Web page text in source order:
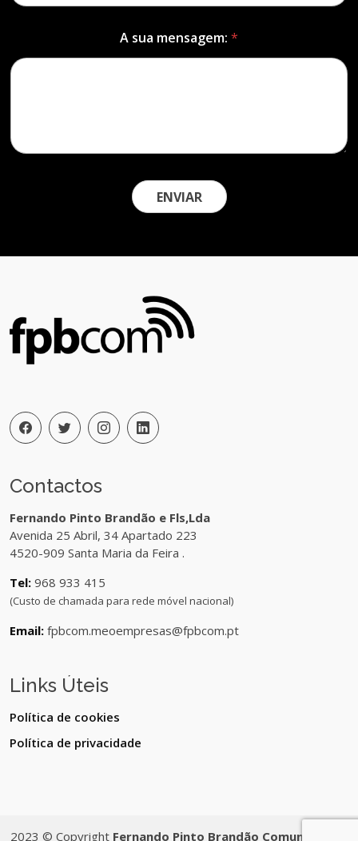
A sua mensagem: *
ENVIAR
Contactos
Fernando Pinto Brandão e Fls,Lda
Avenida 25 Abril, 34 Apartado 223
4520-909 Santa Maria da Feira .
Tel: 968 933 415
(Custo de chamada para rede móvel nacional)
Email: fpbcom.meoempresas@fpbcom.pt
Links Úteis
Política de cookies
Política de privacidade
2023 © Copyright Fernando Pinto Brandão Comunicações